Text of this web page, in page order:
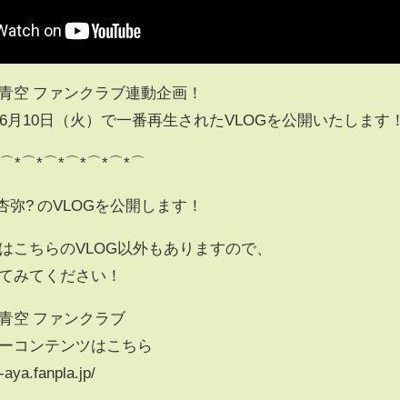
空 ファンクラブ連動企画！
月10日（火）で一番再生されたVLOGを公開いたします！
弥? のVLOGを公開します！
こちらのVLOG以外もありますので、
みてください！
空 ファンクラブ
コンテンツはこちら